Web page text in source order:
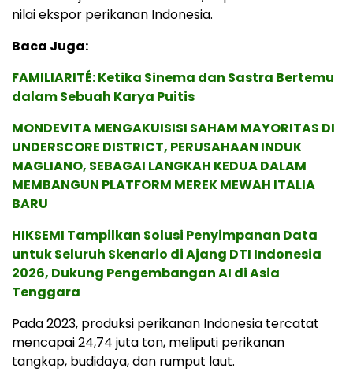
nilai ekspor perikanan Indonesia.
Baca Juga:
FAMILIARITÉ: Ketika Sinema dan Sastra Bertemu
dalam Sebuah Karya Puitis
MONDEVITA MENGAKUISISI SAHAM MAYORITAS DI
UNDERSCORE DISTRICT, PERUSAHAAN INDUK
MAGLIANO, SEBAGAI LANGKAH KEDUA DALAM
MEMBANGUN PLATFORM MEREK MEWAH ITALIA
BARU
HIKSEMI Tampilkan Solusi Penyimpanan Data
untuk Seluruh Skenario di Ajang DTI Indonesia
2026, Dukung Pengembangan AI di Asia
Tenggara
Pada 2023, produksi perikanan Indonesia tercatat
mencapai 24,74 juta ton, meliputi perikanan
tangkap, budidaya, dan rumput laut.